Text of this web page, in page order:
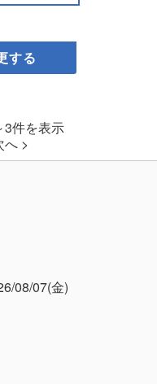
する
件を表示
へ >
08/07(金)